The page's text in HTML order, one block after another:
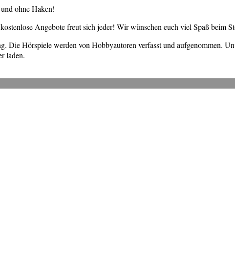
ohne Haken!
Angebote freut sich jeder! Wir wünschen euch viel Spaß beim
Die Hörspiele werden von Hobbyautoren verfasst und aufgenommen.
laden.